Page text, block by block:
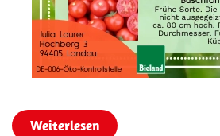
Weiterlesen